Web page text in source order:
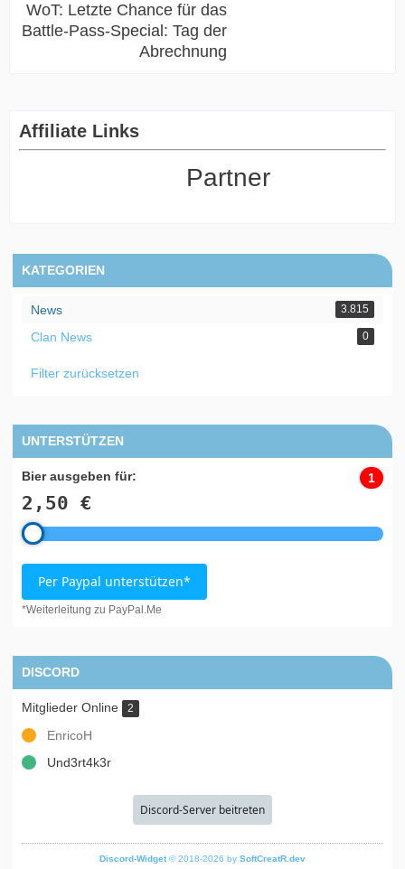
WoT: Letzte Chance für das
Battle-Pass-Special: Tag der
Abrechnung
Affiliate Links
Partner
KATEGORIEN
News 3.815
Clan News 0
Filter zurücksetzen
UNTERSTÜTZEN
Bier ausgeben für:
2,50 €
1
Per Paypal unterstützen*
*Weiterleitung zu PayPal.Me
DISCORD
Mitglieder Online 2
EnricoH
Und3rt4k3r
Discord-Server beitreten
Discord-Widget© 2018-2026 by SoftCreatR.dev